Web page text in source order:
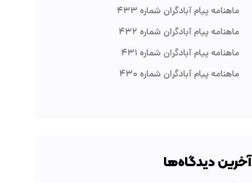
ماهنامه پیام آبادگران شماره ۴۳۳
ماهنامه پیام آبادگران شماره ۴۳۲
ماهنامه پیام آبادگران شماره ۴۳۱
ماهنامه پیام آبادگران شماره ۴۳۰
آخرین دیدگاه‌ها